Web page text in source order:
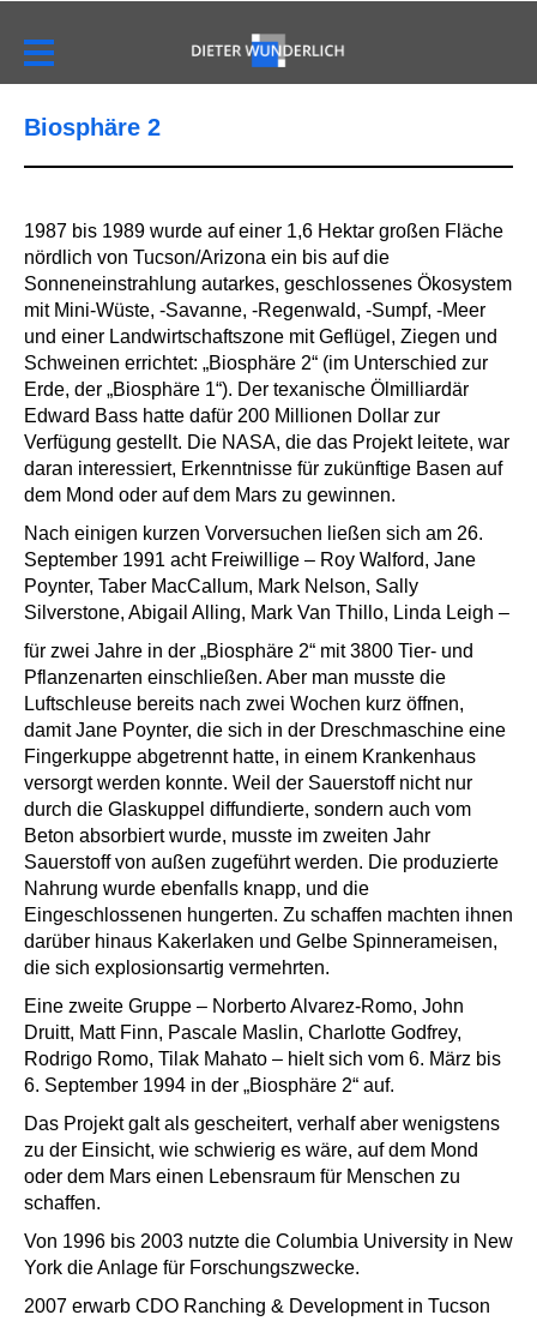
Biosphäre 2
1987 bis 1989 wurde auf einer 1,6 Hektar großen Fläche
nördlich von Tucson/Arizona ein bis auf die
Sonneneinstrahlung autarkes, geschlossenes Ökosystem
mit Mini-Wüste, -Savanne, -Regenwald, -Sumpf, -Meer
und einer Landwirtschaftszone mit Geflügel, Ziegen und
Schweinen errichtet: „Biosphäre 2“ (im Unterschied zur
Erde, der „Biosphäre 1“). Der texanische Ölmilliardär
Edward Bass hatte dafür 200 Millionen Dollar zur
Verfügung gestellt. Die NASA, die das Projekt leitete, war
daran interessiert, Erkenntnisse für zukünftige Basen auf
dem Mond oder auf dem Mars zu gewinnen.
Nach einigen kurzen Vorversuchen ließen sich am 26.
September 1991 acht Freiwillige – Roy Walford, Jane
Poynter, Taber MacCallum, Mark Nelson, Sally
Silverstone, Abigail Alling, Mark Van Thillo, Linda Leigh –
für zwei Jahre in der „Biosphäre 2“ mit 3800 Tier- und
Pflanzenarten einschließen. Aber man musste die
Luftschleuse bereits nach zwei Wochen kurz öffnen,
damit Jane Poynter, die sich in der Dreschmaschine eine
Fingerkuppe abgetrennt hatte, in einem Krankenhaus
versorgt werden konnte. Weil der Sauerstoff nicht nur
durch die Glaskuppel diffundierte, sondern auch vom
Beton absorbiert wurde, musste im zweiten Jahr
Sauerstoff von außen zugeführt werden. Die produzierte
Nahrung wurde ebenfalls knapp, und die
Eingeschlossenen hungerten. Zu schaffen machten ihnen
darüber hinaus Kakerlaken und Gelbe Spinnerameisen,
die sich explosionsartig vermehrten.
Eine zweite Gruppe – Norberto Alvarez-Romo, John
Druitt, Matt Finn, Pascale Maslin, Charlotte Godfrey,
Rodrigo Romo, Tilak Mahato – hielt sich vom 6. März bis
6. September 1994 in der „Biosphäre 2“ auf.
Das Projekt galt als gescheitert, verhalf aber wenigstens
zu der Einsicht, wie schwierig es wäre, auf dem Mond
oder dem Mars einen Lebensraum für Menschen zu
schaffen.
Von 1996 bis 2003 nutzte die Columbia University in New
York die Anlage für Forschungszwecke.
2007 erwarb CDO Ranching & Development in Tucson